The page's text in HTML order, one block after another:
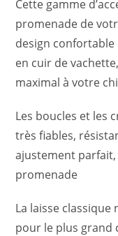
Cette gamme
promenade de
design
en cuir de
maximal à votre
Les boucles et les
très fiables,
ajustement parfait,
promenade
La laisse
pour le plus grand